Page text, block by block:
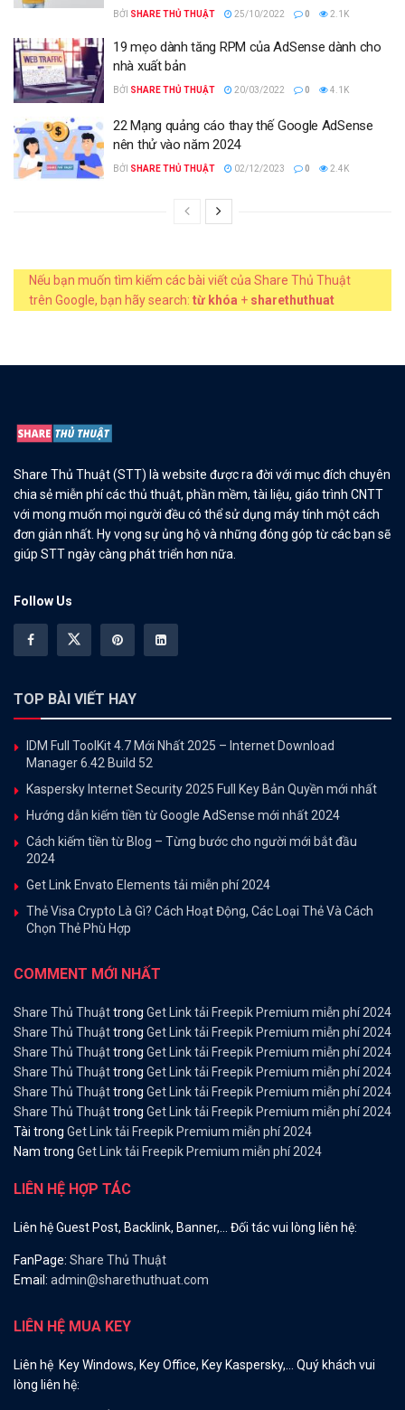
BỞI SHARE THỦ THUẬT 25/10/2022 0 2.1K
19 mẹo dành tăng RPM của AdSense dành cho
nhà xuất bản
BỞI SHARE THỦ THUẬT 20/03/2022 0 4.1K
22 Mạng quảng cáo thay thế Google AdSense
nên thử vào năm 2024
BỞI SHARE THỦ THUẬT 02/12/2023 0 2.4K
Nếu bạn muốn tìm kiếm các bài viết của Share Thủ Thuật
trên Google, bạn hãy search: từ khóa + sharethuthuat
Share Thủ Thuật (STT) là website được ra đời với mục đích chuyên
chia sẻ miễn phí các thủ thuật, phần mềm, tài liệu, giáo trình CNTT
với mong muốn mọi người đều có thể sử dụng máy tính một cách
đơn giản nhất. Hy vọng sự ủng hộ và những đóng góp từ các bạn sẽ
giúp STT ngày càng phát triển hơn nữa.
Follow Us
TOP BÀI VIẾT HAY
IDM Full ToolKit 4.7 Mới Nhất 2025 – Internet Download
Manager 6.42 Build 52
Kaspersky Internet Security 2025 Full Key Bản Quyền mới nhất
Hướng dẫn kiếm tiền từ Google AdSense mới nhất 2024
Cách kiếm tiền từ Blog – Từng bước cho người mới bắt đầu
2024
Get Link Envato Elements tải miễn phí 2024
Thẻ Visa Crypto Là Gì? Cách Hoạt Động, Các Loại Thẻ Và Cách
Chọn Thẻ Phù Hợp
COMMENT MỚI NHẤT
Share Thủ Thuậttrong Get Link tải Freepik Premium miễn phí 2024
Share Thủ Thuậttrong Get Link tải Freepik Premium miễn phí 2024
Share Thủ Thuậttrong Get Link tải Freepik Premium miễn phí 2024
Share Thủ Thuậttrong Get Link tải Freepik Premium miễn phí 2024
Share Thủ Thuậttrong Get Link tải Freepik Premium miễn phí 2024
Share Thủ Thuậttrong Get Link tải Freepik Premium miễn phí 2024
Tài trong Get Link tải Freepik Premium miễn phí 2024
Nam trong Get Link tải Freepik Premium miễn phí 2024
LIÊN HỆ HỢP TÁC
Liên hệ Guest Post, Backlink, Banner,… Đối tác vui lòng liên hệ:
FanPage: Share Thủ Thuật
Email: admin@sharethuthuat.com
LIÊN HỆ MUA KEY
Liên hệ Key Windows, Key Office, Key Kaspersky,… Quý khách vui
lòng liên hệ: